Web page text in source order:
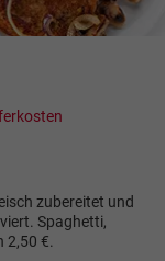
zubereitet und
Spaghetti,
2,50 €.